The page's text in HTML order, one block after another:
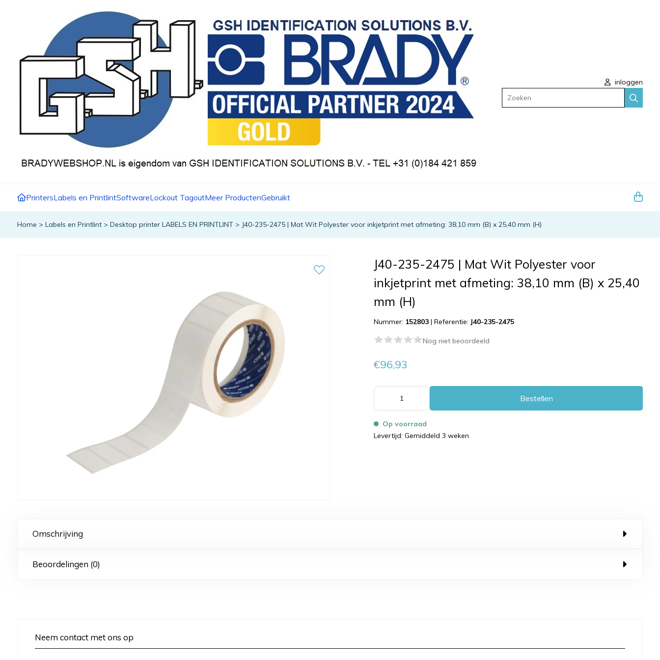
inloggen
Zoeken
PrintersLabels en PrintlintSoftwareLockout TagoutMeer ProductenGebruikt
Home > Labels en Printlint > Desktop printer LABELS EN PRINTLINT > J40-235-2475 | Mat Wit Polyester voor inkjetprint met afmeting: 38,10 mm (B) x 25,40 mm (H)
J40-235-2475 | Mat Wit Polyester voor
inkjetprint met afmeting: 38,10 mm (B) x 25,40
mm (H)
Nummer: 152803 |Referentie: J40-235-2475
Nog niet beoordeeld
€96,93
Bestellen
Op voorraad
Levertijd: Gemiddeld 3 weken
Omschrijving
Beoordelingen (0)
Neem contact met ons op